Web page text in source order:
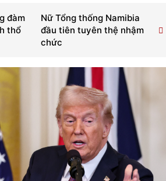
Nữ Tổng thống Namibia
đầu tiên tuyên thệ nhậm
chức
đàm
thổ